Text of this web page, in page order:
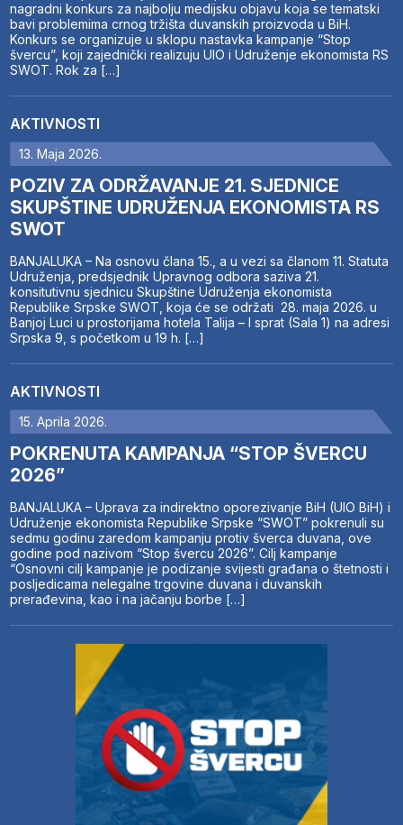
nagradni konkurs za najbolju medijsku objavu koja se tematski
bavi problemima crnog tržišta duvanskih proizvoda u BiH.
Konkurs se organizuje u sklopu nastavka kampanje “Stop
švercu”, koji zajednički realizuju UIO i Udruženje ekonomista RS
SWOT. Rok za […]
AKTIVNOSTI
13. Maja 2026.
POZIV ZA ODRŽAVANJE 21. SJEDNICE
SKUPŠTINE UDRUŽENJA EKONOMISTA RS
SWOT
BANJALUKA – Na osnovu člana 15., a u vezi sa članom 11. Statuta
Udruženja, predsjednik Upravnog odbora saziva 21.
konsitutivnu sjednicu Skupštine Udruženja ekonomista
Republike Srpske SWOT, koja će se održati 28. maja 2026. u
Banjoj Luci u prostorijama hotela Talija – I sprat (Sala 1) na adresi
Srpska 9, s početkom u 19 h. […]
AKTIVNOSTI
15. Aprila 2026.
POKRENUTA KAMPANJA “STOP ŠVERCU
2026”
BANJALUKA – Uprava za indirektno oporezivanje BiH (UIO BiH) i
Udruženje ekonomista Republike Srpske “SWOT” pokrenuli su
sedmu godinu zaredom kampanju protiv šverca duvana, ove
godine pod nazivom “Stop švercu 2026”. Cilj kampanje
“Osnovni cilj kampanje je podizanje svijesti građana o štetnosti i
posljedicama nelegalne trgovine duvana i duvanskih
prerađevina, kao i na jačanju borbe […]